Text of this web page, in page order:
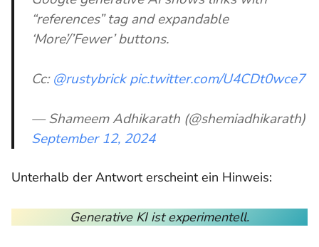
“references” tag and expandable
‘More’/’Fewer’ buttons.
Cc:@rustybrick pic.twitter.com/U4CDt0wce7
— Shameem Adhikarath (@shemiadhikarath)
September 12, 2024
Unterhalb der Antwort erscheint ein Hinweis:
Generative KI ist experimentell.